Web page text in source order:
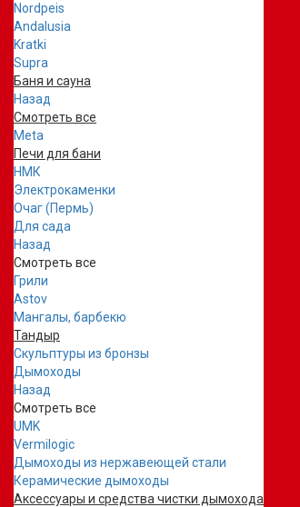
Nordpeis
Andalusia
Kratki
Supra
Баня и сауна
Назад
Смотреть все
Meta
Печи для бани
НМК
Электрокаменки
Очаг (Пермь)
Для сада
Назад
Смотреть все
Грили
Astov
Мангалы, барбекю
Тандыр
Скульптуры из бронзы
Дымоходы
Назад
Смотреть все
UMK
Vermilogic
Дымоходы из нержавеющей стали
Керамические дымоходы
Аксессуары и средства чистки дымохода